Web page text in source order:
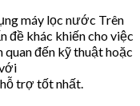
máy lọc nước Trên
đề khác khiến cho việc
đến kỹ thuật hoặc
trợ tốt nhất.